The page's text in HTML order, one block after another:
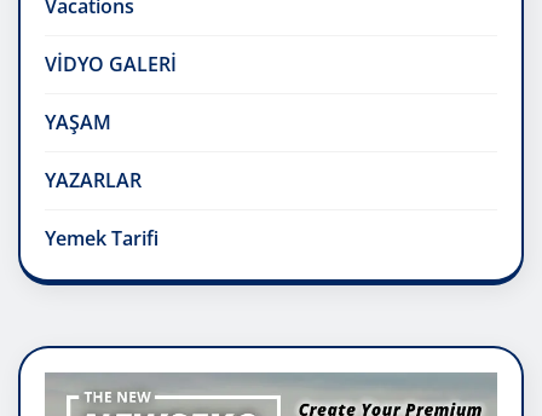
Vacations
VİDYO GALERİ
YAŞAM
YAZARLAR
Yemek Tarifi